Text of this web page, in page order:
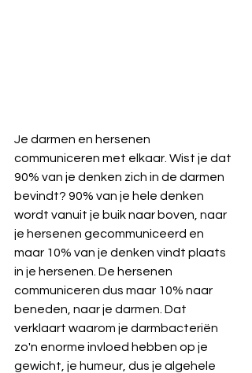
Je darmen en hersenen
communiceren met elkaar. Wist je dat
90% van je denken zich in de darmen
bevindt? 90% van je hele denken
wordt vanuit je buik naar boven, naar
je hersenen gecommuniceerd en
maar 10% van je denken vindt plaats
in je hersenen. De hersenen
communiceren dus maar 10% naar
beneden, naar je darmen. Dat
verklaart waarom je darmbacteriën
zo'n enorme invloed hebben op je
gewicht, je humeur, dus je algehele